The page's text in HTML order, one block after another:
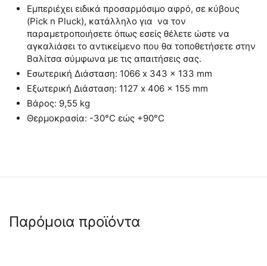
Εμπεριέχει ειδικά προσαρμόσιμο αφρό, σε κύβους
(Pick n Pluck), κατάλληλο για να τον
παραμετροποιήσετε όπως εσείς θέλετε ώστε να
αγκαλιάσει το αντικείμενο που θα τοποθετήσετε στην
Βαλίτσα σύμφωνα με τις απαιτήσεις σας.
Εσωτερική Διάσταση: 1066 x 343 x 133 mm
Εξωτερική Διάσταση: 1127 x 406 x 155 mm
Βάρος: 9,55 kg
Θερμοκρασία: -30°C εώς +90°C
Παρόμοια προϊόντα